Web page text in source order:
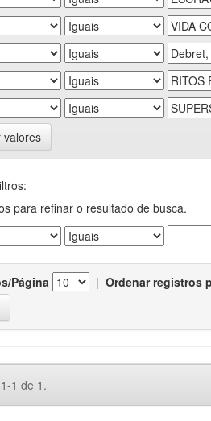
valores
para refinar o resultado de busca.
Página | Ordenar registros
1 de 1.